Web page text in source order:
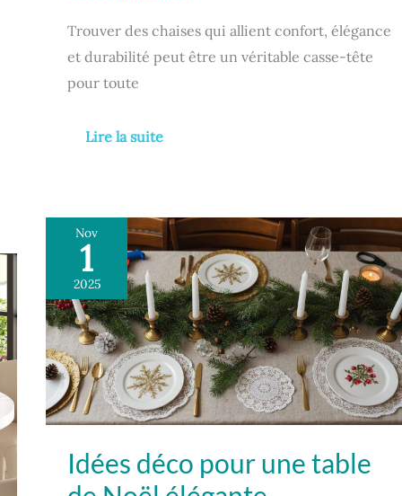
Trouver des chaises qui allient confort, élégance
et durabilité peut être un véritable casse-tête
pour toute
Lire la suite
Nov
1
2025
Idées déco pour une table
Idées
déco
pour
une
table
de
Noël
élégante